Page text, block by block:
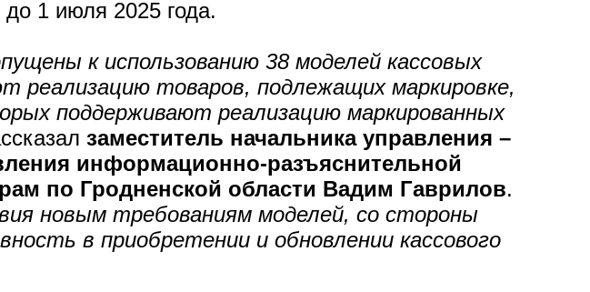
1 июля 2025 года.
к использованию 38 моделей кассовых
реализацию товаров, подлежащих маркировке,
поддерживают реализацию маркированных
заместитель начальника управления –
информационно-разъяснительной
по Гродненской области Вадим Гаврилов.
новым требованиям моделей, со стороны
в приобретении и обновлении кассового